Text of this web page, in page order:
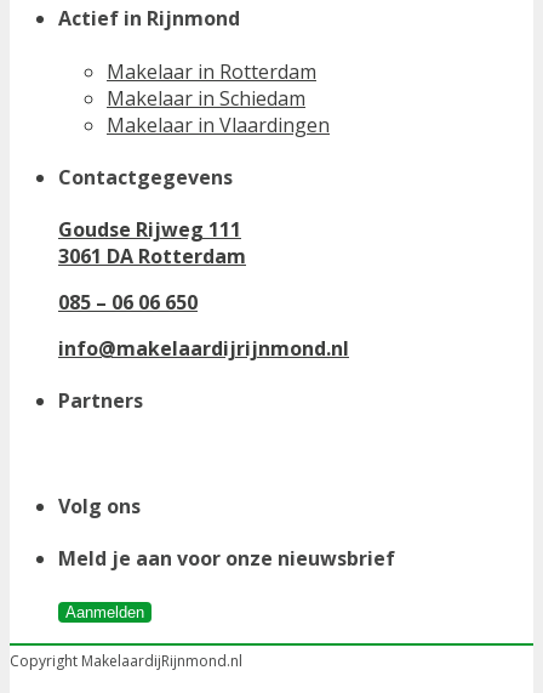
Actief in Rijnmond
Makelaar in Rotterdam
Makelaar in Schiedam
Makelaar in Vlaardingen
Contactgegevens
Goudse Rijweg 111
3061 DA Rotterdam
085 – 06 06 650
info@makelaardijrijnmond.nl
Partners
Volg ons
Meld je aan voor onze nieuwsbrief
Aanmelden
Copyright MakelaardijRijnmond.nl